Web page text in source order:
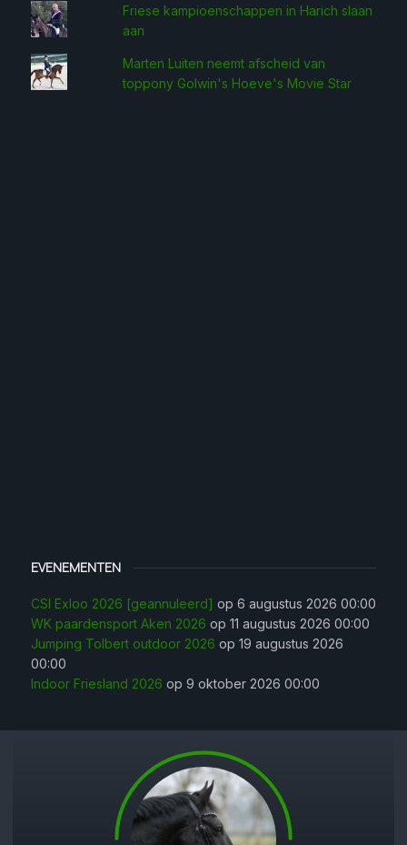
Friese kampioenschappen in Harich slaan
aan
Marten Luiten neemt afscheid van
toppony Golwin's Hoeve's Movie Star
EVENEMENTEN
CSI Exloo 2026 [geannuleerd] op 6 augustus 2026 00:00
WK paardensport Aken 2026 op 11 augustus 2026 00:00
Jumping Tolbert outdoor 2026 op 19 augustus 2026
00:00
Indoor Friesland 2026 op 9 oktober 2026 00:00